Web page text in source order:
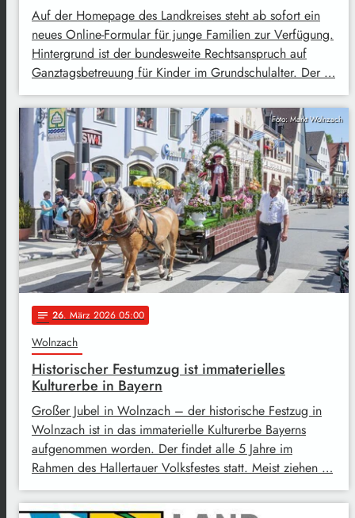
Auf der Homepage des Landkreises steht ab sofort ein
neues Online-Formular für junge Familien zur Verfügung.
Hintergrund ist der bundesweite Rechtsanspruch auf
Ganztagsbetreuung für Kinder im Grundschulalter. Der …
Foto: Markt Wolnzach
notes 26. März 2026 05:00
Wolnzach
Historischer Festumzug ist immaterielles
Kulturerbe in Bayern
Großer Jubel in Wolnzach – der historische Festzug in
Wolnzach ist in das immaterielle Kulturerbe Bayerns
aufgenommen worden. Der findet alle 5 Jahre im
Rahmen des Hallertauer Volksfestes statt. Meist ziehen …